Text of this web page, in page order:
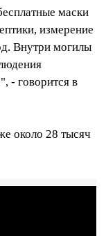
маски
измерение
Внутри могилы
- говорится в
около 28 тысяч